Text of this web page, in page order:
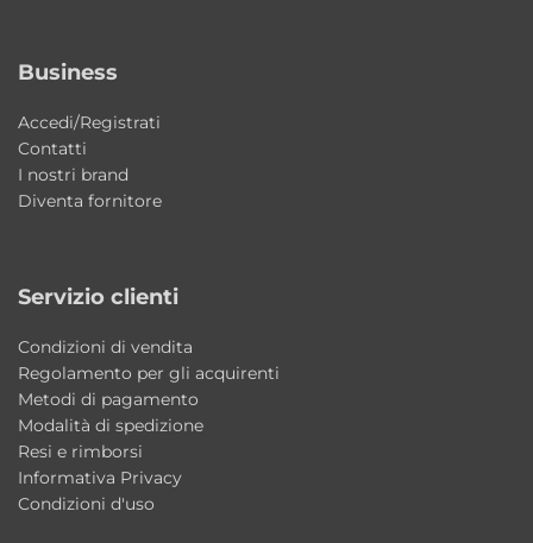
Pensile con 2 ante 60x24x h70 cm – Bianco
Talco.
Specchio con mensola in legno bianco
60x14x h70 cm.
3 Cubi per colonna MOVE 37x35x h32 cm –
Lampada LED Nero Matt.
2 Appendi abiti bianco laccato.
Caratteristiche principali
Tipologia: mobile bagno/lavanderia completo
Business
Accedi/Registrati
Contatti
I nostri brand
Diventa fornitore
Servizio clienti
Condizioni di vendita
Regolamento per gli acquirenti
Metodi di pagamento
Modalità di spedizione
Resi e rimborsi
Informativa Privacy
Condizioni d'uso